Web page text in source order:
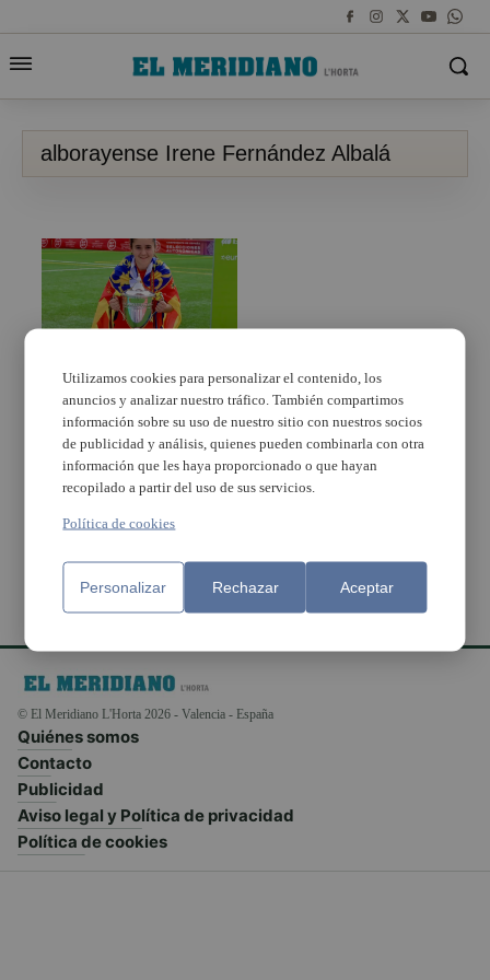
alborayense Irene Fernández Albalá
La Selección
Valenciana Valenta Sub-
12, campeona de
España con la
alborayense Irene
Fernández Albalá
© El Meridiano L'Horta 2026 - Valencia - España
Quiénes somos
Contacto
Publicidad
Aviso legal y Política de privacidad
Política de cookies
Utilizamos cookies para personalizar el contenido, los
anuncios y analizar nuestro tráfico. También compartimos
información sobre su uso de nuestro sitio con nuestros socios
de publicidad y análisis, quienes pueden combinarla con otra
información que les haya proporcionado o que hayan
recopilado a partir del uso de sus servicios.
Política de cookies
Personalizar Rechazar Aceptar